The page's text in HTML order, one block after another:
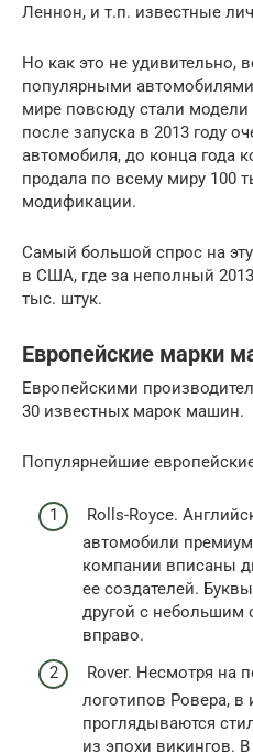
Леннон, и т.п. известные
Но как это не удивительно,
популярными
мире повсюду стали модели
после запуска в 2013 году
автомобиля, до конца года
продала по всему миру 100
модификации.
Самый большой спрос на
в США, где за неполный
тыс. штук.
Европейские марки
Европейскими
30 известных марок машин.
Популярнейшие
Rolls-Royce.
автомобили
компании вписаны
ее создателей.
другой с небольшим
вправо.
Rover. Несмотря на
логотипов Ровера, в
проглядываются
из эпохи викингов.